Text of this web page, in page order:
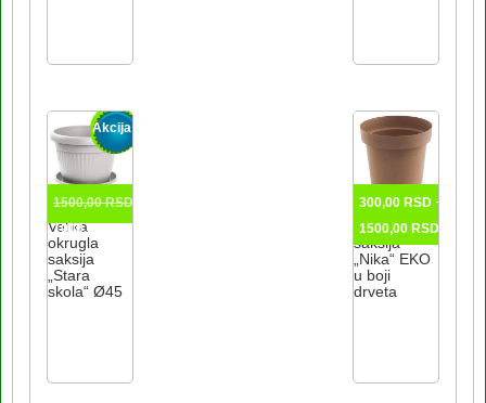
Akcija!
Velika
okrugla
saksija
„Stara
skola“ Ø45
1500,00RSD
1000,00
Okrugla
saksija
„Nika“ EKO
u boji
drveta
300,00 RSD –
1500,00 RSD